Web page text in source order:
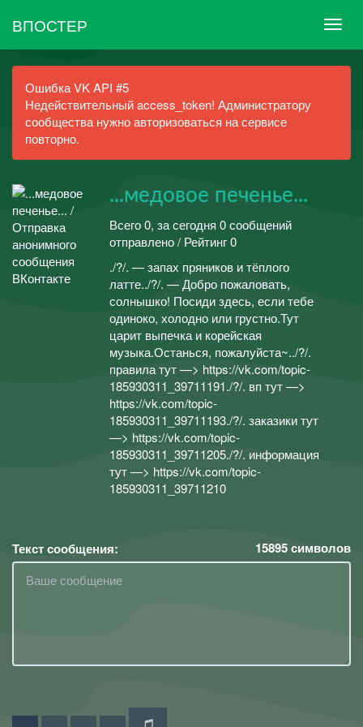
ВПОСТЕР
Ошибка VK API #5
Недействительный access_token! Администратору
сообщества нужно авторизоваться на сервисе
повторно.
...медовое печенье...
Всего 0, за сегодня 0 сообщений
отправлено / Рейтинг 0
./?/. — запах пряников и тёплого
латте../?/. — Добро пожаловать,
солнышко! Посиди здесь, если тебе
одиноко, холодно или грустно.Тут
царит выпечка и корейская
музыка.Останься, пожалуйста~../?/.
правила тут —> https://vk.com/topic-
185930311_39711191./?/. вп тут —>
https://vk.com/topic-
185930311_39711193./?/. заказики тут
—> https://vk.com/topic-
185930311_39711205./?/. информация
тут —> https://vk.com/topic-
185930311_39711210
Текст сообщения: 15895символов